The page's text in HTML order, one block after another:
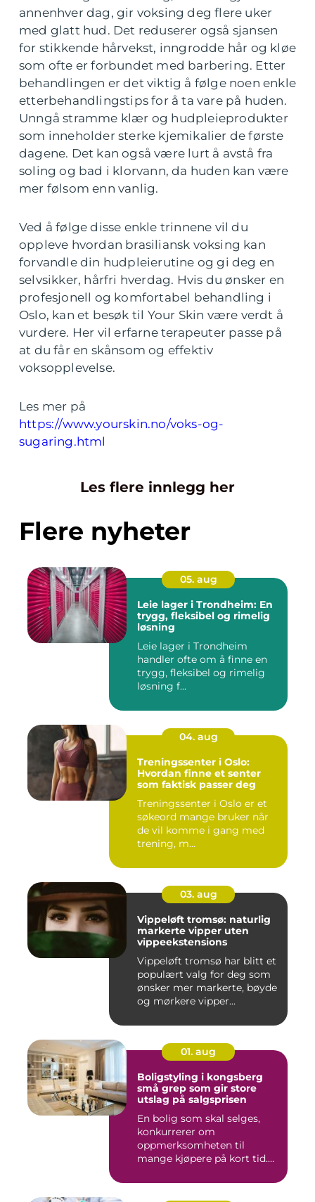
annenhver dag, gir voksing deg flere uker
med glatt hud. Det reduserer også sjansen
for stikkende hårvekst, inngrodde hår og kløe
som ofte er forbundet med barbering. Etter
behandlingen er det viktig å følge noen enkle
etterbehandlingstips for å ta vare på huden.
Unngå stramme klær og hudpleieprodukter
som inneholder sterke kjemikalier de første
dagene. Det kan også være lurt å avstå fra
soling og bad i klorvann, da huden kan være
mer følsom enn vanlig.
Ved å følge disse enkle trinnene vil du
oppleve hvordan brasiliansk voksing kan
forvandle din hudpleierutine og gi deg en
selvsikker, hårfri hverdag. Hvis du ønsker en
profesjonell og komfortabel behandling i
Oslo, kan et besøk til Your Skin være verdt å
vurdere. Her vil erfarne terapeuter passe på
at du får en skånsom og effektiv
voksopplevelse.
Les mer på
https://www.yourskin.no/voks-og-
sugaring.html
Les flere innlegg her
Flere nyheter
05. aug
Leie lager i Trondheim: En
trygg, fleksibel og rimelig
løsning
Leie lager i Trondheim
handler ofte om å finne en
trygg, fleksibel og rimelig
løsning f...
04. aug
Treningssenter i Oslo:
Hvordan finne et senter
som faktisk passer deg
Treningssenter i Oslo er et
søkeord mange bruker når
de vil komme i gang med
trening, m...
03. aug
Vippeløft tromsø: naturlig
markerte vipper uten
vippeekstensions
Vippeløft tromsø har blitt et
populært valg for deg som
ønsker mer markerte, bøyde
og mørkere vipper...
01. aug
Boligstyling i kongsberg
små grep som gir store
utslag på salgsprisen
En bolig som skal selges,
konkurrerer om
oppmerksomheten til
mange kjøpere på kort tid.